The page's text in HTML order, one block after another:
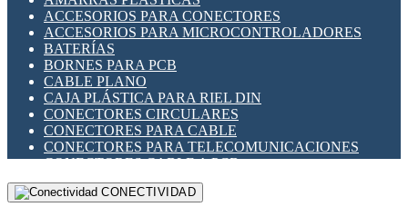
INDICADORES PARA PANEL
INTERFACES DE RELÉ
INTERRUPTORES FIN DE CARRERA
LLAVES CONMUTADORAS
MEDIDORES DE ENERGÍA Y TC'S DE CORRIENTE
MOTORES PASO A PASO
PANTALLAS HMI
PLC -CONTROLADORES LÓGICO PROGRAMABLES
PROGRAMADORES DE HORARIO
RELÉS DE PROTECCIÓN
SENSORES CAPACITIVOS
ACCESORIOS PARA CONECTORES
ACCESORIOS PARA MICROCONTROLADORES
BATERÍAS
BORNES PARA PCB
CABLE PLANO
CAJA PLÁSTICA PARA RIEL DIN
CONECTORES CIRCULARES
CONECTORES PARA CABLE
CONECTORES PARA TELECOMUNICACIONES
CONECTORES CABLE A PCB
CONECTORES PCB A CABLE
DIP SWITCHESCONECTIVIDAD